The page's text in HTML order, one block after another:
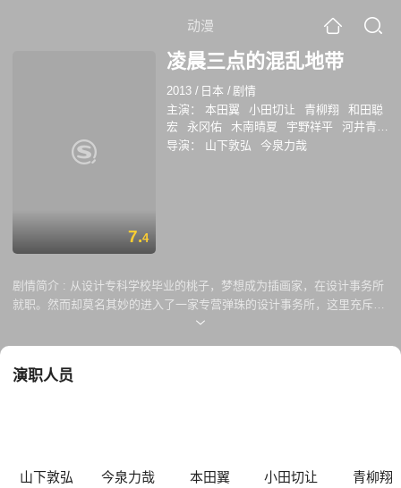
动漫
7.4
凌晨三点的混乱地带
2013 / 日本 /剧情
主演：
本田翼 小田切让 青柳翔
和田聪
宏
永冈佑 木南晴夏 宇野祥平
河井青
叶
藤本泉
导演： 山下敦弘 今泉力哉
剧情简介 : 从设计专科学校毕业的桃子，梦想成为插画家，在设计事务所
就职。然而却莫名其妙的进入了一家专营弹珠的设计事务所，这里充斥着
烟味，还有各种奇怪变态的人存在，而且深夜三点还在全体绝赞工作
演职人员
山下敦弘 今泉力哉 本田翼 小田切让 青柳翔